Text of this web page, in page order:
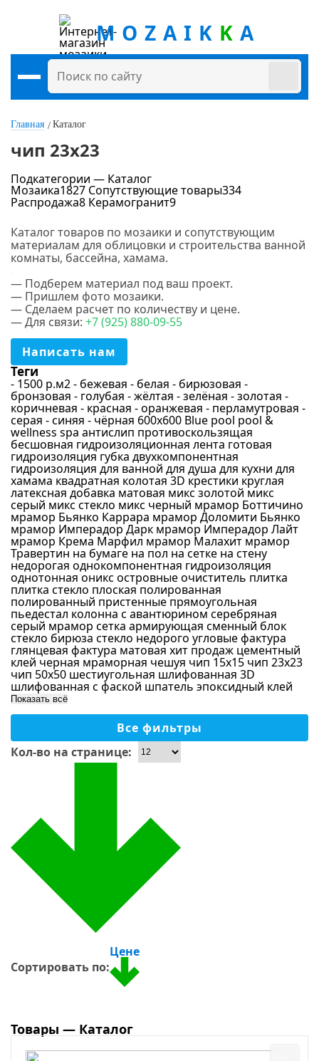
MOZAIK K A
Главная Каталог
чип 23х23
руб. - руб.
Цвет
Белый
Синий
Голубой
Серый
Бирюзовый
Перламутровый
Зеленый
Золотой
Светло-серый
Черный
Красный
Желтый
Оранжевый
Фиолетовый
Сиреневый
Коричневый
Бронзовый
Малахитовый
Однотонный
Материал
Стекло
Керамика
Стекломасса
Камень
Керамогранит
Ракушка
Зеркало
Стекло-камень
Дерево
Форма чипа
Размер чипа
Применение
Душевая
На стены, колоны
Кухня
Столешницы
Для улицы
Тип камня
Мрамор
Сланец
Подкатегории — Каталог
Мозаика1827 Сопутствующие товары334
Распродажа8 Керамогранит9
Каталог товаров по мозаики и сопутствующим
материалам для облицовки и строительства ванной
комнаты, бассейна, хамама.
— Подберем материал под ваш проект.
— Пришлем фото мозаики.
— Сделаем расчет по количеству и цене.
— Для связи: +7 (925) 880-09-55
Написать нам
Теги
- 1500 р.м2- бежевая - белая - бирюзовая -
бронзовая - голубая - жёлтая - зелёная - золотая -
коричневая - красная - оранжевая - перламутровая -
серая - синяя - чёрная 600х600 Blue pool pool &
wellness spa антислип противоскользящая
бесшовная гидроизоляционная лента готовая
гидроизоляция губка двухкомпонентная
гидроизоляция для ванной для душа для кухни для
хамама квадратная колотая 3D крестики круглая
латексная добавка матовая микс золотой микс
серый микс стекло микс черный мрамор Боттичино
мрамор Бьянко Каррара мрамор Доломити Бьянко
мрамор Имперадор Дарк мрамор Имперадор Лайт
мрамор Крема Марфил мрамор Малахит мрамор
Травертин на бумаге на пол на сетке на стену
недорогая однокомпонентная гидроизоляция
однотонная оникс островныеочиститель плитка
плитка стекло плоская полированная
полированный пристенные прямоугольная
пьедестал колонна с авантюриномсеребряная
серый мрамор сетка армирующая сменный блок
стекло бирюза стекло недорого угловыефактура
глянцевая фактура матовая хит продаж цементный
клей черная мраморная чешуя чип 15х15 чип 23х23
чип 50х50 шестиугольная шлифованная 3D
шлифованная с фаской шпатель эпоксидный клей
Показать всё
Все фильтры
Кол-во на странице:
Сортировать по:
Цене
Товары — Каталог